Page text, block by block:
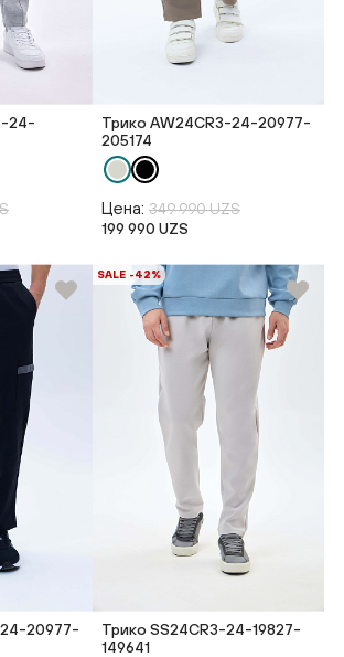
24-
Трико AW24CR3-24-20977-
205174
Цена: 349 990 UZS
199 990 UZS
20977-
SALE -42%
Трико SS24CR3-24-19827-
149641